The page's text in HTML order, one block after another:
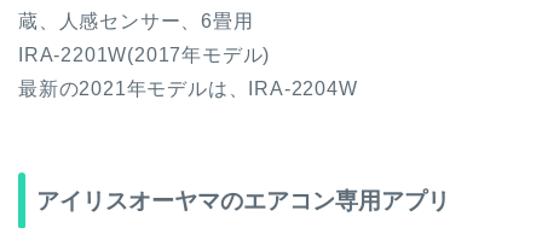
蔵、人感センサー、6畳用
IRA-2201W(2017年モデル)
最新の2021年モデルは、IRA-2204W
アイリスオーヤマのエアコン専用アプリ